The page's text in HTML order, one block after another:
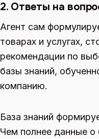
2. Ответы на
Агент сам
товарах и услугах,
рекомендации по
базы знаний,
компанию.
База знаний
Чем полнее данные о